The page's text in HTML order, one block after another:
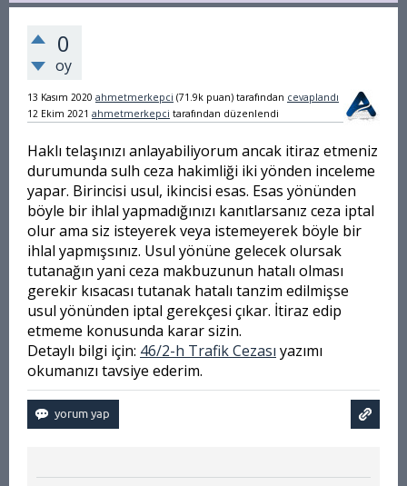
0
oy
13 Kasım 2020 ahmetmerkepci (71.9k puan) tarafından cevaplandı
12 Ekim 2021 ahmetmerkepci tarafından düzenlendi
Haklı telaşınızı anlayabiliyorum ancak itiraz etmeniz
durumunda sulh ceza hakimliği iki yönden inceleme
yapar. Birincisi usul, ikincisi esas. Esas yönünden
böyle bir ihlal yapmadığınızı kanıtlarsanız ceza iptal
olur ama siz isteyerek veya istemeyerek böyle bir
ihlal yapmışsınız. Usul yönüne gelecek olursak
tutanağın yani ceza makbuzunun hatalı olması
gerekir kısacası tutanak hatalı tanzim edilmişse
usul yönünden iptal gerekçesi çıkar. İtiraz edip
etmeme konusunda karar sizin.
Detaylı bilgi için: 46/2-h Trafik Cezası yazımı
okumanızı tavsiye ederim.